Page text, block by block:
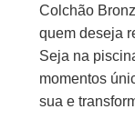
Colchão
quem deseja
Seja na
momentos
sua e